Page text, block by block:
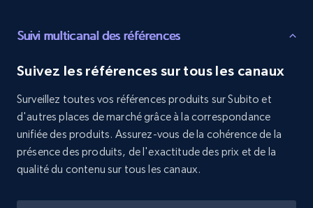
Target - Discover products by specified
URL, Product id, Title, Product description,
Rating, Reviews count, Initial price, Discount,
and more.
1.3K+ 176+ Commencer
Suivi multicanal des références
Suivez les références sur tous les canaux
Surveillez toutes vos références produits sur Subito et
d'autres places de marché grâce à la correspondance
unifiée des produits. Assurez-vous de la cohérence de la
présence des produits, de l'exactitude des prix et de la
qualité du contenu sur tous les canaux.